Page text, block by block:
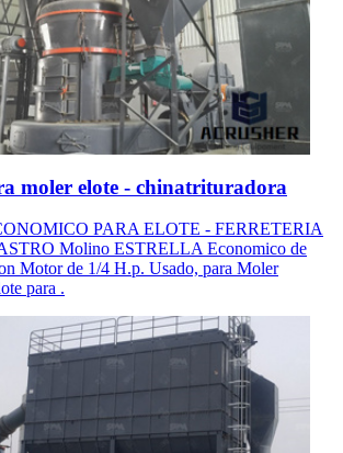
moler elote - chinatrituradora
PARA ELOTE - FERRETERIA
Molino ESTRELLA Economico de
Motor de 1/4 H.p. Usado, para Moler
para .